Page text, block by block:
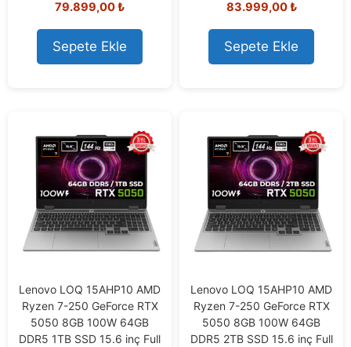
o
t
o
f
5
79.899,00₺
Sepete Ekle
o
t
o
f
5
83.999,00₺
Sepete Ekle
Lenovo LOQ 15AHP10 AMD
Ryzen 7-250 GeForce RTX
5050 8GB 100W 64GB
DDR5 1TB SSD 15.6 inç Full
Lenovo LOQ 15AHP10 AMD
Ryzen 7-250 GeForce RTX
5050 8GB 100W 64GB
DDR5 2TB SSD 15.6 inç Full